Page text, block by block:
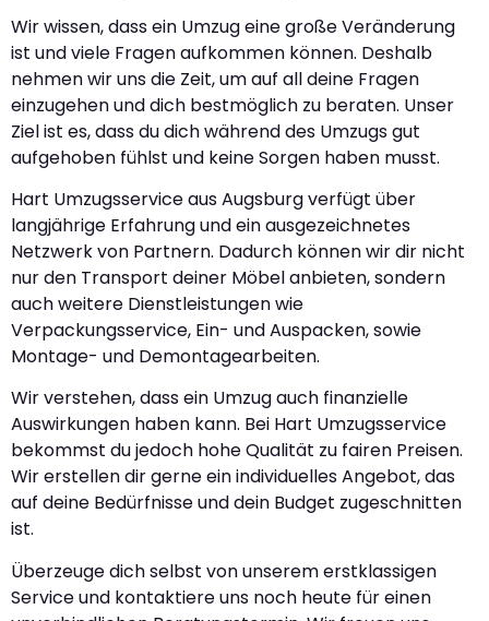
Wir wissen, dass ein Umzug eine große Veränderung
ist und viele Fragen aufkommen können. Deshalb
nehmen wir uns die Zeit, um auf all deine Fragen
einzugehen und dich bestmöglich zu beraten. Unser
Ziel ist es, dass du dich während des Umzugs gut
aufgehoben fühlst und keine Sorgen haben musst.
Hart Umzugsservice aus Augsburg verfügt über
langjährige Erfahrung und ein ausgezeichnetes
Netzwerk von Partnern. Dadurch können wir dir nicht
nur den Transport deiner Möbel anbieten, sondern
auch weitere Dienstleistungen wie
Verpackungsservice, Ein- und Auspacken, sowie
Montage- und Demontagearbeiten.
Wir verstehen, dass ein Umzug auch finanzielle
Auswirkungen haben kann. Bei Hart Umzugsservice
bekommst du jedoch hohe Qualität zu fairen Preisen.
Wir erstellen dir gerne ein individuelles Angebot, das
auf deine Bedürfnisse und dein Budget zugeschnitten
ist.
Überzeuge dich selbst von unserem erstklassigen
Service und kontaktiere uns noch heute für einen